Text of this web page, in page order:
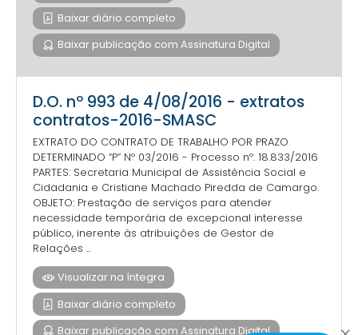
Baixar diário completo
Baixar publicação com Assinatura Digital
D.O. nº 993 de 4/08/2016 - extratos
contratos-2016-SMASC
EXTRATO DO CONTRATO DE TRABALHO POR PRAZO
DETERMINADO “P” Nº 03/2016 - Processo nº. 18.833/2016
PARTES: Secretaria Municipal de Assistência Social e
Cidadania e Cristiane Machado Piredda de Camargo.
OBJETO: Prestação de serviços para atender
necessidade temporária de excepcional interesse
público, inerente às atribuições de Gestor de
Relações ...
Visualizar na íntegra
Baixar diário completo
Baixar publicação com Assinatura Digital